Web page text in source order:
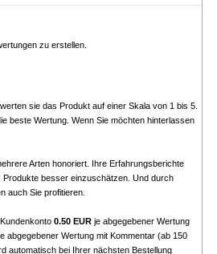
zu erstellen.
sie das Produkt auf einer Skala von 1 bis 5.
beste Wertung. Wenn Sie möchten hinterlassen
Arten honoriert. Ihre Erfahrungsberichte
Produkte besser einzuschätzen. Und durch
auch Sie profitieren.
0.50 EURje abgegebener Wertung
abgegebener Wertung mit Kommentar (ab 150
automatisch bei Ihrer nächsten Bestellung